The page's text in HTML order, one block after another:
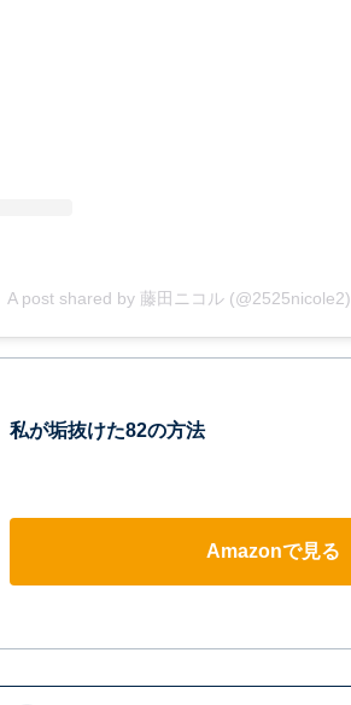
A post shared by 藤田ニコル (@2525nicole2)
私が垢抜けた82の方法
Amazonで見る